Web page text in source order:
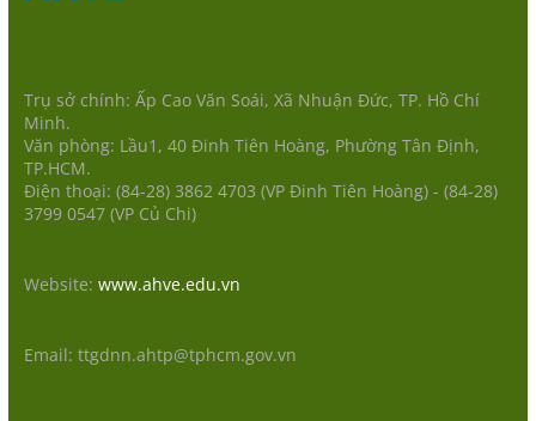
Trụ sở chính: Ấp Cao Văn Soái, Xã Nhuận Đức, TP. Hồ Chí
Minh.
Văn phòng: Lầu1, 40 Đinh Tiên Hoàng, Phường Tân Định,
TP.HCM.
Điện thoại: (84-28) 3862 4703 (VP Đinh Tiên Hoàng) - (84-28)
3799 0547 (VP Củ Chi)
Website: www.ahve.edu.vn
Email: ttgdnn.ahtp@tphcm.gov.vn